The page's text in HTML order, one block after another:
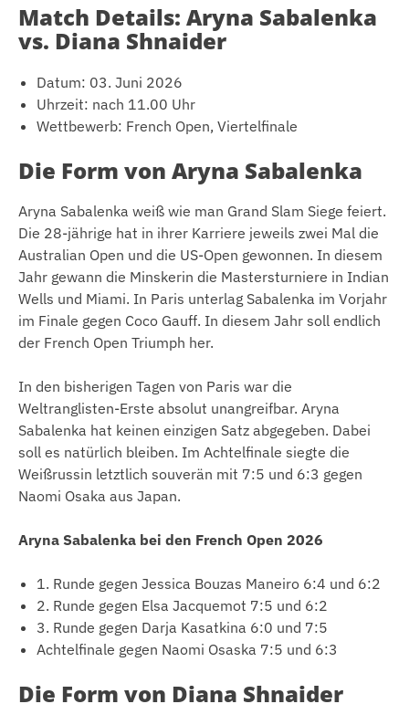
Match Details: Aryna Sabalenka
vs. Diana Shnaider
Datum: 03. Juni 2026
Uhrzeit: nach 11.00 Uhr
Wettbewerb: French Open, Viertelfinale
Die Form von Aryna Sabalenka
Aryna Sabalenka weiß wie man Grand Slam Siege feiert.
Die 28-jährige hat in ihrer Karriere jeweils zwei Mal die
Australian Open und die US-Open gewonnen. In diesem
Jahr gewann die Minskerin die Mastersturniere in Indian
Wells und Miami. In Paris unterlag Sabalenka im Vorjahr
im Finale gegen Coco Gauff. In diesem Jahr soll endlich
der French Open Triumph her.
In den bisherigen Tagen von Paris war die
Weltranglisten-Erste absolut unangreifbar. Aryna
Sabalenka hat keinen einzigen Satz abgegeben. Dabei
soll es natürlich bleiben. Im Achtelfinale siegte die
Weißrussin letztlich souverän mit 7:5 und 6:3 gegen
Naomi Osaka aus Japan.
Aryna Sabalenka bei den French Open 2026
1. Runde gegen Jessica Bouzas Maneiro 6:4 und 6:2
2. Runde gegen Elsa Jacquemot 7:5 und 6:2
3. Runde gegen Darja Kasatkina 6:0 und 7:5
Achtelfinale gegen Naomi Osaska 7:5 und 6:3
Die Form von Diana Shnaider